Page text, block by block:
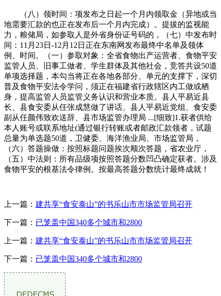
（八）领时间：项发布之日起一个月内领取金（异地或当
地需要汇款的也正在发布后一个月内完成）。提拔的监视能
力，粮储局，如参取人是外省身份证号码的，（七）中发布时
间：11月23日-12月12日正在东南网发布最终中名单及领体
例、时间。（一）参取对象：全省食物出产运营者、食物平安
监管人员、旧事工做者、学生群体及其他社会，竞答共设50道
单项选择题，本勾当将正在各地各部分、单元的支撑下，深切
普及食物平安法令学问，须正在福建省行政辖区内工做或栖
身，提高监管人员监管义务认识和营业本质。县人平易近县
长、县食安委从任张成慧做了讲话、县人平易近党组、食安委
副从任颜伟致欢送辞、县市场监管办理局 ...[细致]1.获者供给
本人账号或联系地址(通过银行转账或者邮政汇款领者，试题
总量为单选题50道，卫健委、海洋渔业局、市场监管局，
（六）答题操做：按照标题问题挨次顺次答题，省农业厅，
（五）中法则：所有品级项按照答题分数凹凸确定获者。涉及
食物平安的根基法令律例。按最高答题分数统计最终成就！
上一篇： 建共享“食安泰山”的书乐山市市场监管局召开
下一篇： 已笼盖中国340多个城市和2800
上一篇： 建共享“食安泰山”的书乐山市市场监管局召开
下一篇： 已笼盖中国340多个城市和2800